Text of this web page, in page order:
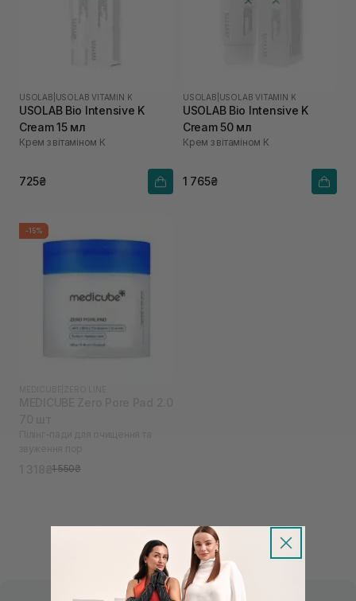
USOLAB USOLAB VITAMIN K
USOLAB Bio Intensive K
Cream 15 мл
Крем з вітаміном К
725₴
USOLAB USOLAB VITAMIN K
USOLAB Bio Intensive K
Cream 50 мл
Крем з вітаміном К
1 765₴
-15%
1 318₴1 550₴